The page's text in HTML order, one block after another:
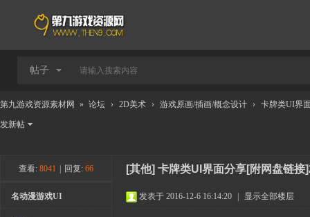
帖子
第九游戏资源素材网 » 论坛 › 2D美术 › 游戏原画/插画/概念设计 › 卡牌类UI界
发新帖
查看: 8041 回复: 66 [其他] 卡牌类UI界面分享[附网盘链接
名动漫游戏UI 发表于 2016-12-6 16:14:20 显示全部楼层